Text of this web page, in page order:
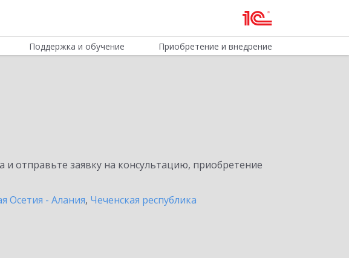
Поддержка и обучение Приобретение и внедрение
отправьте заявку на консультацию, приобретение
Осетия - Алания, Чеченская республика